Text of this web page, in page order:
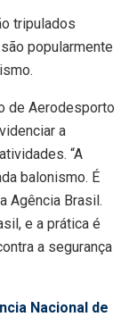
tripulados
popularmente
de Aerodesporto
a
“A
balonismo. É
Agência Brasil.
e a prática é
a segurança
Nacional de